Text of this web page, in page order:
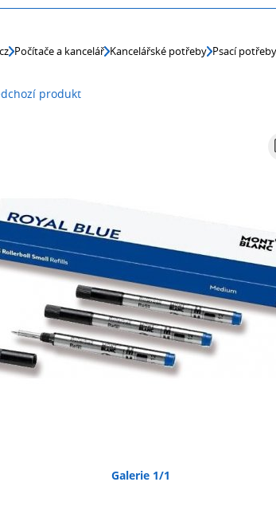
Počítače a kancelář Kancelářské potřeby Psací
produkt
Galerie 1/1